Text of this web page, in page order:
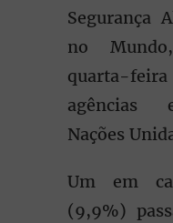
Segurança
no
quarta-
agências
Nações
Um em
(9,9%)